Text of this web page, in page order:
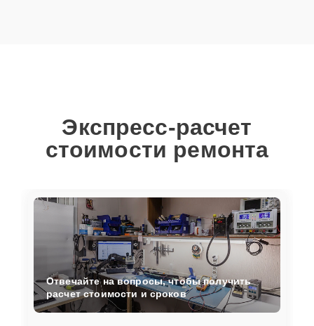
Экспресс-расчет
стоимости ремонта
Отвечайте на вопросы, чтобы получить
расчет стоимости и сроков